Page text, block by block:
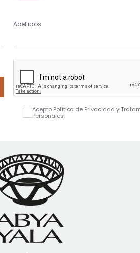
Apellidos
Acepto Política de Privacidad y
Personales